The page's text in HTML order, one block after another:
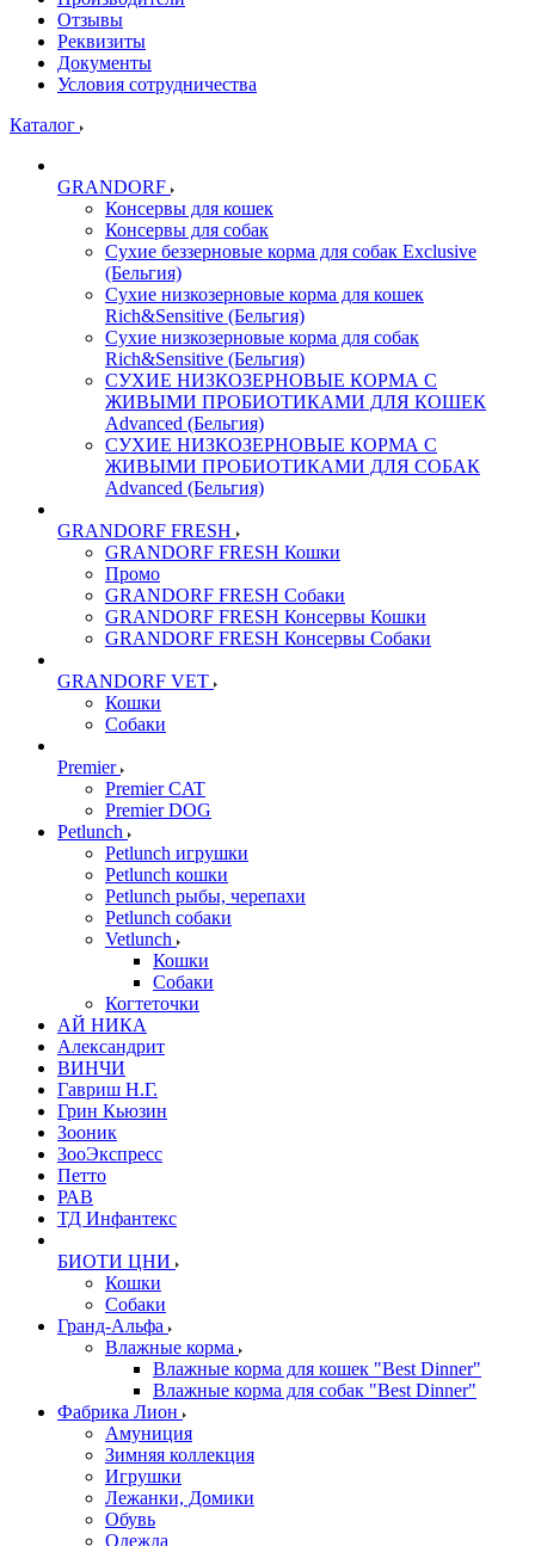
Отзывы
Реквизиты
Документы
Условия сотрудничества
Каталог
GRANDORF
Консервы для кошек
Консервы для собак
Сухие беззерновые корма для собак Exclusive
(Бельгия)
Сухие низкозерновые корма для кошек
Rich&Sensitive (Бельгия)
Сухие низкозерновые корма для собак
Rich&Sensitive (Бельгия)
СУХИЕ НИЗКОЗЕРНОВЫЕ КОРМА С
ЖИВЫМИ ПРОБИОТИКАМИ ДЛЯ КОШЕК
Advanced (Бельгия)
СУХИЕ НИЗКОЗЕРНОВЫЕ КОРМА С
ЖИВЫМИ ПРОБИОТИКАМИ ДЛЯ СОБАК
Advanced (Бельгия)
GRANDORF FRESH
GRANDORF FRESH Кошки
Промо
GRANDORF FRESH Собаки
GRANDORF FRESH Консервы Кошки
GRANDORF FRESH Консервы Собаки
GRANDORF VET
Кошки
Собаки
Premier
Premier CAT
Premier DOG
Petlunch
Petlunch игрушки
Petlunch кошки
Petlunch рыбы, черепахи
Petlunch собаки
Vetlunch
Кошки
Собаки
Когтеточки
АЙ НИКА
Александрит
ВИНЧИ
Гавриш Н.Г.
Грин Кьюзин
Зооник
ЗооЭкспресс
Петто
РАВ
ТД Инфантекс
БИОТИ ЦНИ
Кошки
Собаки
Гранд-Альфа
Влажные корма
Влажные корма для кошек "Best Dinner"
Влажные корма для собак "Best Dinner"
Фабрика Лион
Амуниция
Зимняя коллекция
Игрушки
Лежанки, Домики
Обувь
Одежда